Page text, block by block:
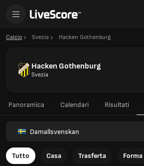
Calcio Svezia Hacken Gothenburg
Hacken Gothenburg
Svezia
Panoramica Calendari Risultati
Damallsvenskan
Tutto Casa Trasferta Forma